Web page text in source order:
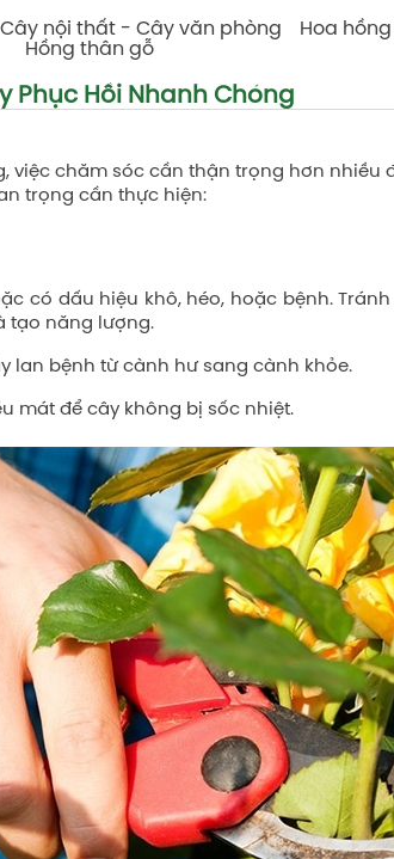
Cây nội thất - Cây văn phòng Hoa
Hồng thân gỗ
Phục Hồi Nhanh Chóng
chăm sóc cần thận trọng hơn
trọng cần thực hiện:
có dấu hiệu khô, héo, hoặc bệnh.
tạo năng lượng.
lan bệnh từ cành hư sang cành khỏe.
mát để cây không bị sốc nhiệt.